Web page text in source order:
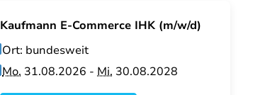
Kaufmann E-Commerce IHK (m/w/d)
Ort: bundesweit
Mo. 31.08.2026 -Mi. 30.08.2028